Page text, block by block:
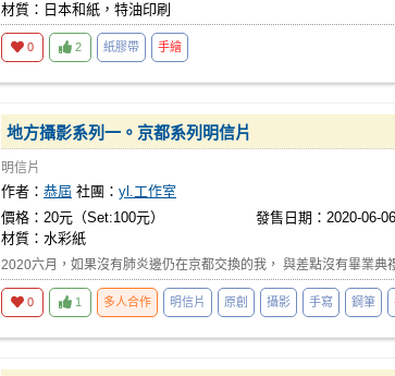
材質：日本和紙，特油印刷
0 2 紙膠帶 手繪
地方攝影系列一。京都系列明信片
明信片
作者： 恭屆 社團： yl.工作室
價格：20元（Set:100元）
發售日期：2020-06-06
材質：水彩紙
2020六月，如果沒有肺炎邊仍在京都交換的我， 與差點沒有畢業
0 1 多人合作 明信片 原創 攝影 手寫 鋼筆